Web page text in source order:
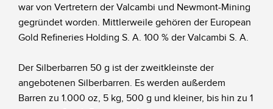
war von Vertretern der Valcambi und Newmont-Mining
gegründet worden. Mittlerweile gehören der European
Gold Refineries Holding S. A. 100 % der Valcambi S. A.
Der Silberbarren 50 g ist der zweitkleinste der
angebotenen Silberbarren. Es werden außerdem
Barren zu 1.000 oz, 5 kg, 500 g und kleiner, bis hin zu 1